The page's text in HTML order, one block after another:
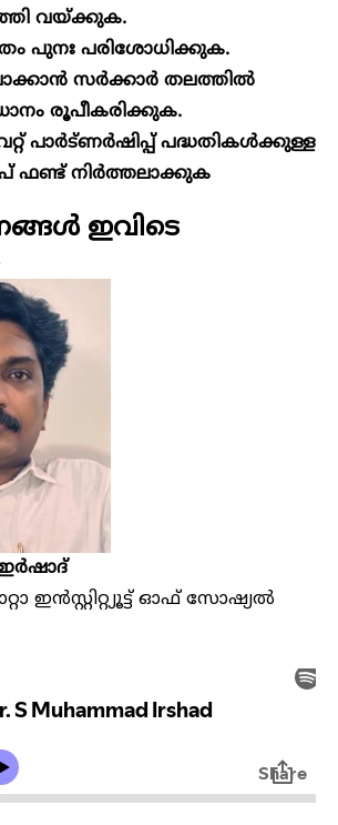
വയ്ക്കുക.
പുനഃ പരിശോധിക്കുക.
സർക്കാർ തലത്തിൽ
രൂപീകരിക്കുക.
പാർട്ണർഷിപ്പ് പദ്ധതികൾക്കുള്ള
ഫണ്ട് നിർത്തലാക്കുക
ഇവിടെ
ഇൻസ്റ്റിറ്റ്യൂട്ട് ഓഫ് സോഷ്യൽ